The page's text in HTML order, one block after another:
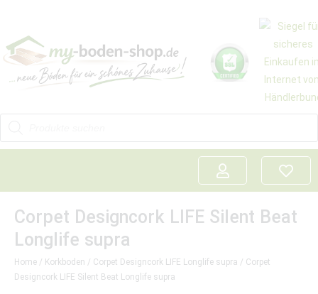
Corpet Designcork LIFE Silent Beat
Longlife supra
Home / Korkboden / Corpet Designcork LIFE Longlife supra / Corpet
Designcork LIFE Silent Beat Longlife supra